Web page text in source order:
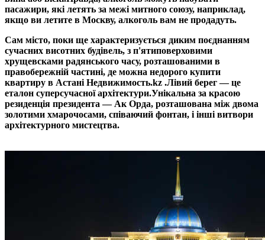
пасажири, які летять за межі митного союзу, наприклад,
якщо ви летите в Москву, алкоголь вам не продадуть.
Сам місто, поки ще характеризується диким поєднанням
сучасних висотних будівель, з п'ятиповерховими
хрущевсками радянського часу, розташованими в
правобережній частині, де можна недорого купити
квартиру в Астані Недвижимость.kz .Лівий берег — це
еталон суперсучасної архітектури.Унікальна за красою
резиденція президента — Ак Орда, розташована між двома
золотими хмарочосами, співаючий фонтан, і інші витвори
архітектурного мистецтва.